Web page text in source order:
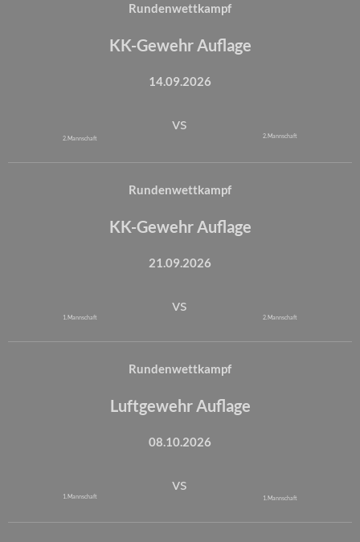
Rundenwettkampf
KK-Gewehr Auflage
14.09.2026
2. Mannschaft
vs
2. Mannschaft
Rundenwettkampf
KK-Gewehr Auflage
21.09.2026
1. Mannschaft
vs
2. Mannschaft
Rundenwettkampf
Luftgewehr Auflage
08.10.2026
1. Mannschaft
vs
1. Mannschaft